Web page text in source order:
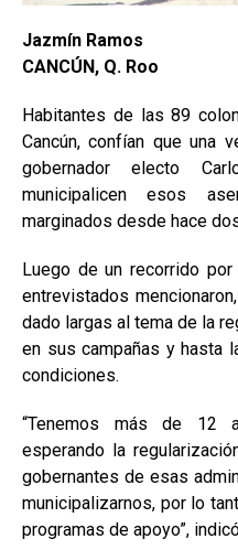
Jazmín Ramos
CANCÚN, Q. Roo
Habitantes de las 89
Cancún, confían que una
gobernador electo
municipalicen esos
marginados desde hace
Luego de un recorrido
entrevistados
dado largas al tema de la
en sus campañas y hasta
condiciones.
“Tenemos más de 12
esperando la
gobernantes de esas
municipalizarnos, por lo
programas de apoyo”,